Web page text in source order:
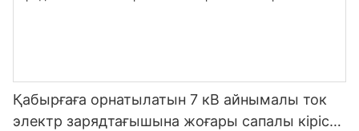
Қабырғаға орнатылатын 7 кВ айнымалы ток
электр зарядтағышына жоғары сапалы кіріспе